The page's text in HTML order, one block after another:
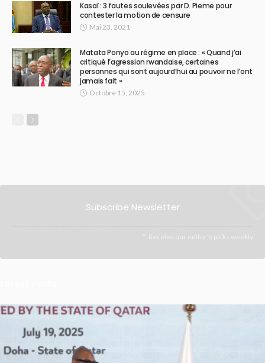
Kasaï : 3 fautes soulevées par D. Pieme pour
contester la motion de censure
Mai 23, 2021
Matata Ponyo au régime en place : « Quand j’ai
critiqué l’agression rwandaise, certaines
personnes qui sont aujourd’hui au pouvoir ne l’ont
jamais fait »
Octobre 15, 2025
Subscribe Newsletter
Receive our editor's picks weekly